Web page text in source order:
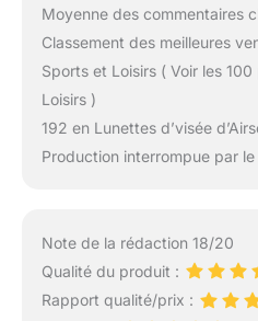
Moyenne des commentaires
Classement des meilleures
Sports et Loisirs ( Voir les
Loisirs )
192 en Lunettes d’visée
Production interrompue par
Note de la rédaction 18/20
Qualité du produit :
Rapport qualité/prix :